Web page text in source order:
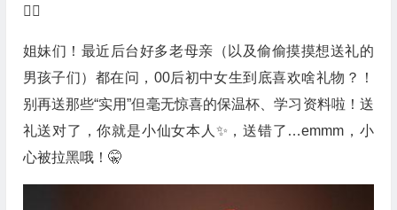
🤦‍♀️
姐妹们！最近后台好多老母亲（以及偷偷摸摸想送礼的
男孩子们）都在问，00后初中女生到底喜欢啥礼物？！
别再送那些“实用”但毫无惊喜的保温杯、学习资料啦！送
礼送对了，你就是小仙女本人✨，送错了…emmm，小
心被拉黑哦！🤫